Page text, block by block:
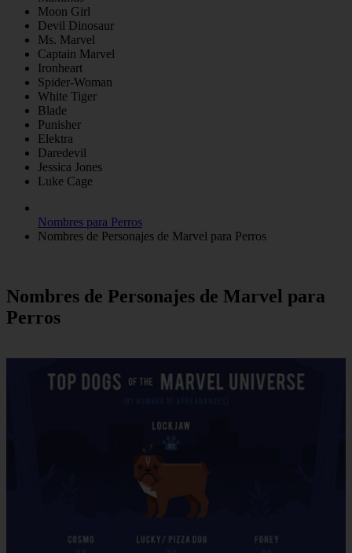
Moon Girl
Devil Dinosaur
Ms. Marvel
Captain Marvel
Ironheart
Spider-Woman
White Tiger
Blade
Punisher
Elektra
Daredevil
Jessica Jones
Luke Cage
Nombres para Perros
Nombres de Personajes de Marvel para Perros
Nombres de Personajes de Marvel para
Perros